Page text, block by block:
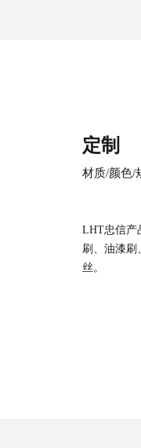
定制
材质/颜色/
LHT忠信产
刷、油漆刷
丝。